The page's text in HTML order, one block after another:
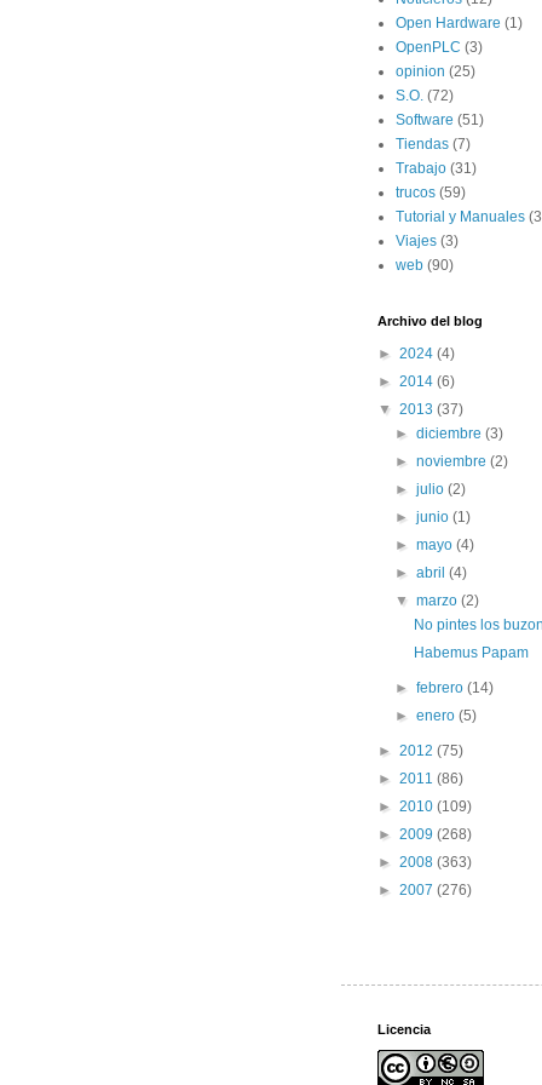
Open Hardware (1)
OpenPLC (3)
opinion (25)
S.O. (72)
Software (51)
Tiendas (7)
Trabajo (31)
trucos (59)
Tutorial y Manuales
Viajes (3)
web (90)
Archivo del blog
► 2024 (4)
► 2014 (6)
▼ 2013 (37)
►diciembre(3)
►noviembre(2)
►julio(2)
►junio(1)
►mayo(4)
►abril(4)
▼marzo(2)
No pintes los
Habemus Papam
►febrero(14)
►enero(5)
► 2012 (75)
► 2011 (86)
► 2010 (109)
► 2009 (268)
► 2008 (363)
► 2007 (276)
Licencia